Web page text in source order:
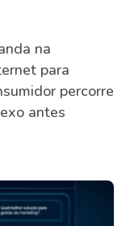
na
para
percorre
antes